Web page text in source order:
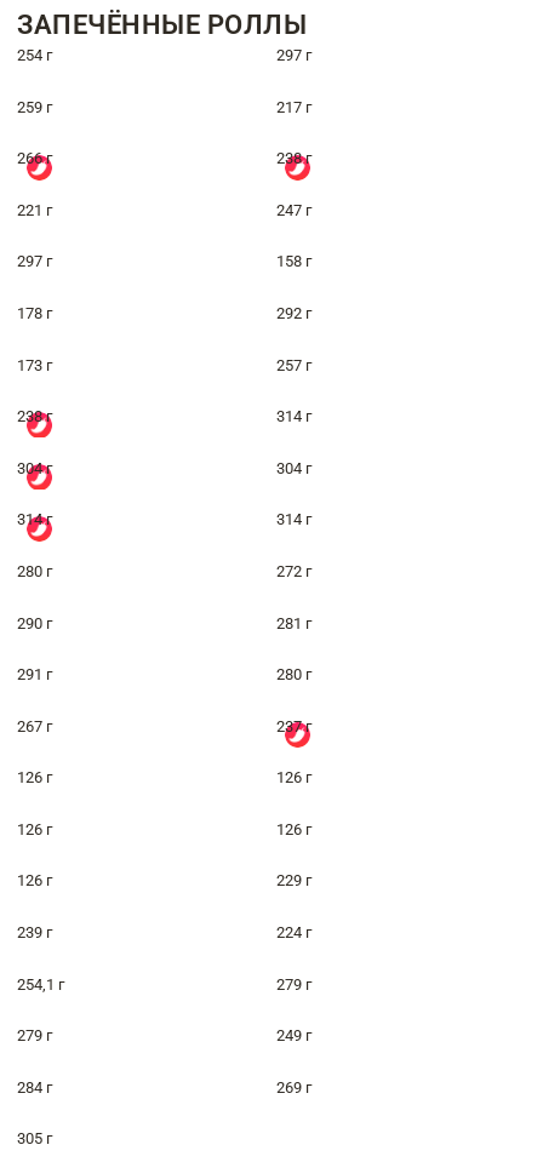
ЗАПЕЧЁННЫЕ РОЛЛЫ
254 г 297 г
259 г 217 г
266 г 238 г
221 г 247 г
297 г 158 г
178 г 292 г
173 г 257 г
238 г 314 г
304 г 304 г
314 г 314 г
280 г 272 г
290 г 281 г
291 г 280 г
267 г 237 г
126 г 126 г
126 г 126 г
126 г 229 г
239 г 224 г
254,1 г 279 г
279 г 249 г
284 г 269 г
305 г